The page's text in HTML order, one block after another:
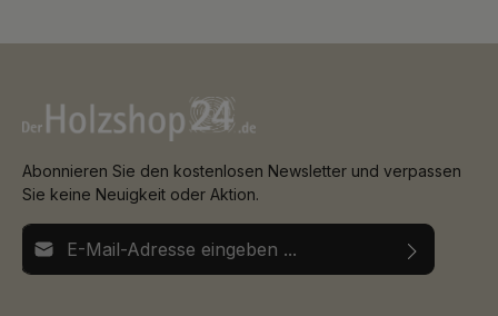
Abonnieren Sie den kostenlosen Newsletter und verpassen
Sie keine Neuigkeit oder Aktion.
E-Mail-Adresse*